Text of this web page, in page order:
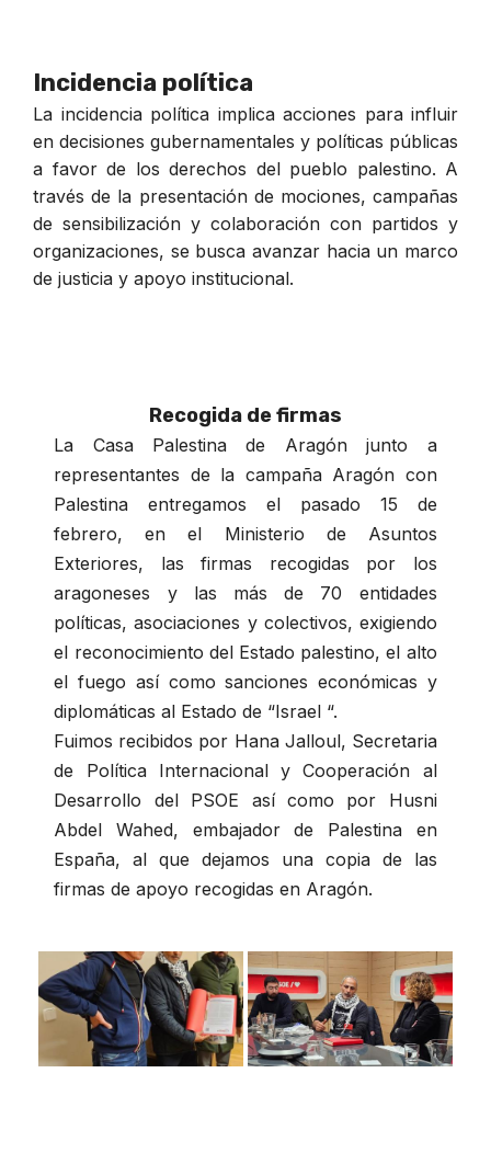
Incidencia política
La incidencia política implica acciones para influir
en decisiones gubernamentales y políticas públicas
a favor de los derechos del pueblo palestino. A
través de la presentación de mociones, campañas
de sensibilización y colaboración con partidos y
organizaciones, se busca avanzar hacia un marco
de justicia y apoyo institucional.
Recogida de firmas
La Casa Palestina de Aragón junto a
representantes de la campaña Aragón con
Palestina entregamos el pasado 15 de
febrero, en el Ministerio de Asuntos
Exteriores, las firmas recogidas por los
aragoneses y las más de 70 entidades
políticas, asociaciones y colectivos, exigiendo
el reconocimiento del Estado palestino, el alto
el fuego así como sanciones económicas y
diplomáticas al Estado de “Israel “.
Fuimos recibidos por Hana Jalloul, Secretaria
de Política Internacional y Cooperación al
Desarrollo del PSOE así como por Husni
Abdel Wahed, embajador de Palestina en
España, al que dejamos una copia de las
firmas de apoyo recogidas en Aragón.